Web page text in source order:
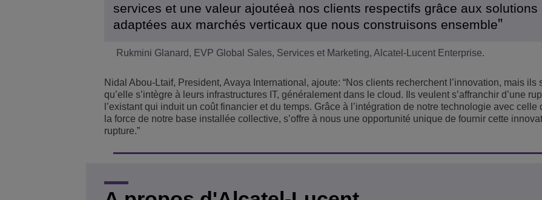
services et une valeur ajoutéeà nos clients respectifs grâce aux solutions
adaptées aux marchés verticaux que nous construisons ensemble
Rukmini Glanard, EVP Global Sales, Services et Marketing, Alcatel-Lucent Enterprise.
Nidal Abou-Ltaif, President, Avaya International, ajoute: “Nos clients recherchent l’innovation, mais ils
qu’elle s’intègre à leurs infrastructures IT, généralement dans le cloud. Ils veulent s’affranchir d’une
l’existant qui induit un coût financier et du temps. Grâce à l’intégration de notre technologie avec celle
la force de notre base installée collective, s’offre à nous une opportunité unique de fournir cette
rupture.”